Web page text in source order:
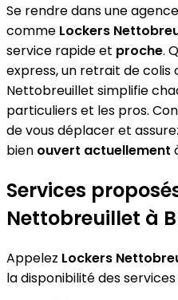
Se rendre dans une
comme Lockers
service rapide et proche.
express, un retrait de colis
Nettobreuillet simplifie
particuliers et les pros.
de vous déplacer et
bien ouvert actuellement
Services
Nettobreuillet à
Appelez Lockers
la disponibilité des services